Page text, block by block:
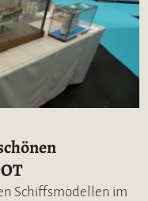
Schiffsmodellen im